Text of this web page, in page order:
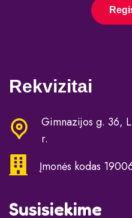
Rekvizitai
Gimnazijos g. 36,
r.
Įmonės kodas
Susisiekime